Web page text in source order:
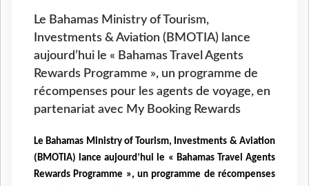
Le Bahamas Ministry of Tourism,
Investments & Aviation (BMOTIA) lance
aujourd’hui le « Bahamas Travel Agents
Rewards Programme », un programme de
récompenses pour les agents de voyage, en
partenariat avec My Booking Rewards
Le Bahamas Ministry of Tourism, Investments & Aviation
(BMOTIA) lance aujourd’hui le « Bahamas Travel Agents
Rewards Programme », un programme de récompenses